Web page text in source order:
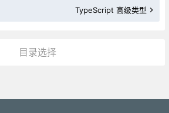
TypeScript 高级类型
目录选择